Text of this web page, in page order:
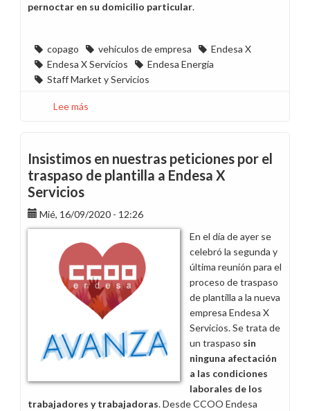
pernoctar en su domicilio particular.
copago vehículos de empresa
Endesa X
Endesa X Servicios
Endesa Energía
Staff Market y Servicios
Lee más
autorice
el
de
vehículos
en
domicilio
de
las
personas
trabajadoras
de
Market
Insistimos en nuestras peticiones por el
traspaso de plantilla a Endesa X
Servicios
Mié, 16/09/2020 - 12:26
En el día de ayer se
celebró la segunda y
última reunión para el
proceso de traspaso
de plantilla a la nueva
empresa Endesa X
Servicios. Se trata de
un traspaso sin
ninguna afectación
a las condiciones
laborales de los
trabajadores y trabajadoras. Desde CCOO Endesa